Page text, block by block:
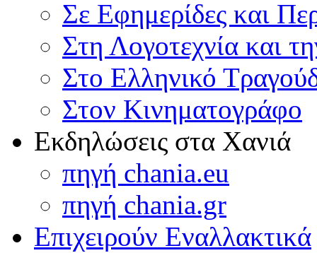
Σε Εφημερίδες και
Στη Λογοτεχνία και
Στο Ελληνικό
Στον Κινηματογράφο
Εκδηλώσεις στα Χανιά
πηγή chania.eu
πηγή chania.gr
Επιχειρούν Εναλλακτικά